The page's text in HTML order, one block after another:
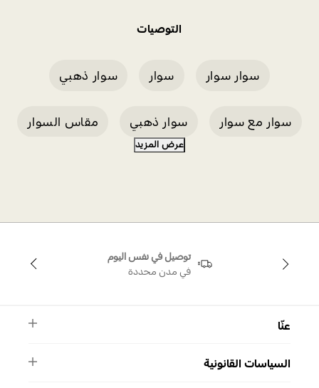
التوصيات
سوار سوار سوار سوار ذهبي
سوار مع سوار سوار ذهبي مقاس السوار
عرض المزيد
توصيل في نفس اليوم
في مدن محددة
عنّا
الأسئلة الشائعة
السياسات القانونية